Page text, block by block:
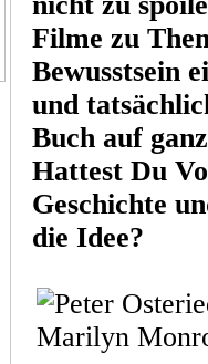
Filme zu
Bewusstsein
und
Buch auf
Hattest Du
Geschichte
die Idee?